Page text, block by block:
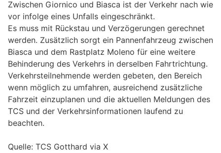
Zwischen Giornico und Biasca ist der Verkehr nach wie
vor infolge eines Unfalls eingeschränkt.
Es muss mit Rückstau und Verzögerungen gerechnet
werden. Zusätzlich sorgt ein Pannenfahrzeug zwischen
Biasca und dem Rastplatz Moleno für eine weitere
Behinderung des Verkehrs in derselben Fahrtrichtung.
Verkehrsteilnehmende werden gebeten, den Bereich
wenn möglich zu umfahren, ausreichend zusätzliche
Fahrzeit einzuplanen und die aktuellen Meldungen des
TCS und der Verkehrsinformationen laufend zu
beachten.
Quelle: TCS Gotthard via X